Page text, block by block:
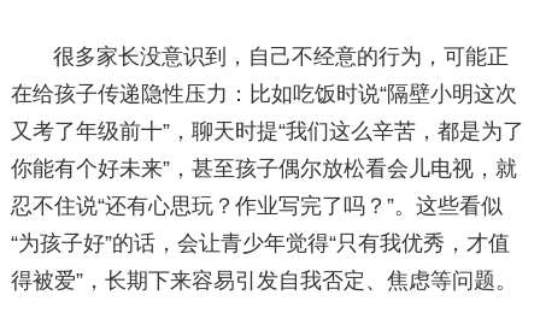
很多家长没意识到，自己不经意的行为，可能正
在给孩子传递隐性压力：比如吃饭时说“隔壁小明这次
又考了年级前十”，聊天时提“我们这么辛苦，都是为了
你能有个好未来”，甚至孩子偶尔放松看会儿电视，就
忍不住说“还有心思玩？作业写完了吗？”。这些看似
“为孩子好”的话，会让青少年觉得“只有我优秀，才值
得被爱”，长期下来容易引发自我否定、焦虑等问题。